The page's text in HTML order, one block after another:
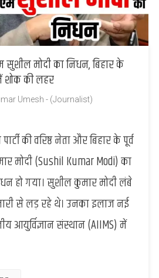
सुशील मोदी का निधन, बिहार के
शोक की लहर
Umesh - (Journalist)
की वरिष्ठ नेता और बिहार के पूर्व
मोदी (Sushil Kumar Modi) का
हो गया। सुशील कुमार मोदी लंबे
से लड़ रहे थे। उनका इलाज नई
आयुर्विज्ञान संस्थान (AIIMS) में